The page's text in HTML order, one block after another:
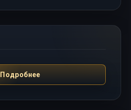
Подробнее